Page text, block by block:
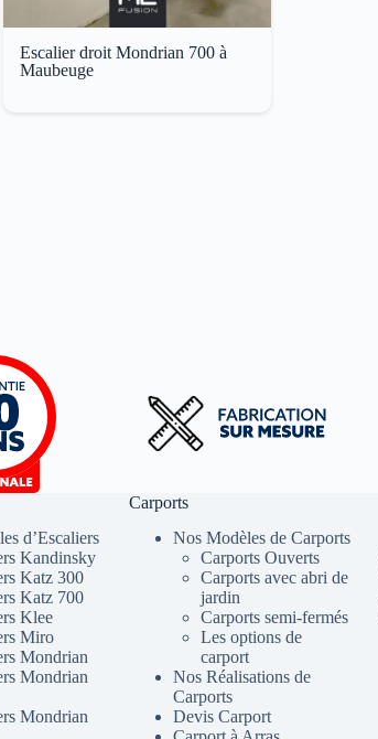
Escalier droit Mondrian 700 à
Maubeuge
d’Escaliers
Kandinsky
Katz 300
Katz 700
Klee
Miro
Mondrian
Mondrian
Mondrian
Carports
Nos Modèles de Carports
Carports Ouverts
Carports avec abri de
jardin
Carports semi-fermés
Les options de
carport
Nos Réalisations de
Carports
Devis Carport